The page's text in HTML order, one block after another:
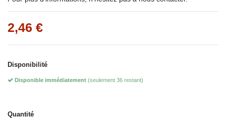
2,46 €
Disponibilité
Disponible immédiatement (seulement 36 restant)
Quantité